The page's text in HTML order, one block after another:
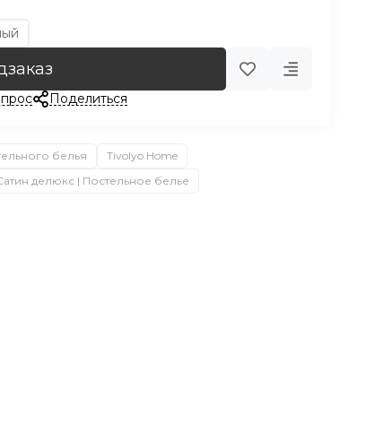
Поделиться
белья
Tivolyo Home
делюкс | Постельное белье